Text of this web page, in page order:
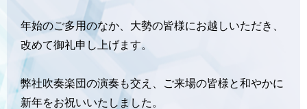
年始のご多用のなか、大勢の皆様にお越しいただき、
改めて御礼申し上げます。
弊社吹奏楽団の演奏も交え、ご来場の皆様と和やかに
新年をお祝いいたしました。